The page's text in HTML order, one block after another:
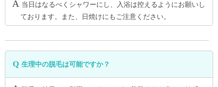
当日はなるべくシャワーにし、入浴は控えるようにお願いし
ております。また、日焼けにもご注意ください。
生理中の脱毛は可能ですか？